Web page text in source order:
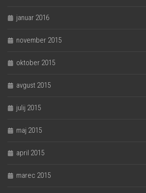
januar 2016
november 2015
oktober 2015
avgust 2015
julij 2015
maj 2015
april 2015
marec 2015